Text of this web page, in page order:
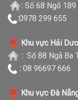
: Số 68 Ngõ 189
:0978 299 655
Khu vực Hải
: Số 88 Ngã Ba
: 08 96697 666
Khu vực Đà